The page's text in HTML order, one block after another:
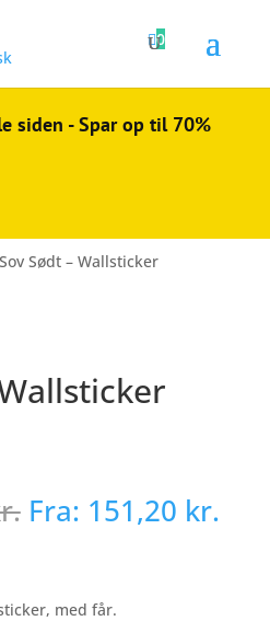
0
siden - Spar op til 70%
Sødt – Wallsticker
Fra: 151,20 kr.
med får.